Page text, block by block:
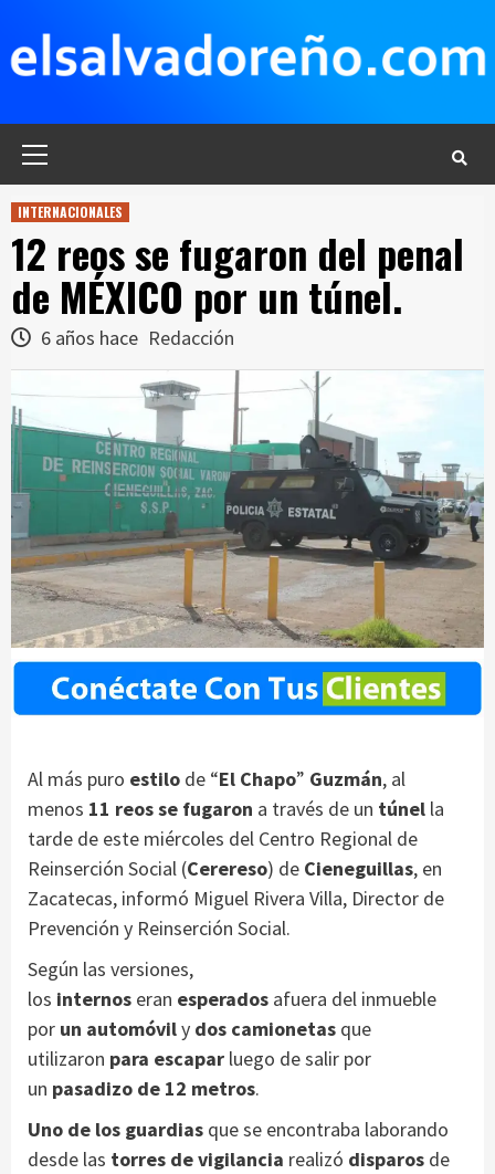
contenido
INTERNACIONALES
12 reos se fugaron del penal
de MÉXICO por un túnel.
6 años hace Redacción
Al más puro estilo de “El Chapo” Guzmán, al
menos 11 reos se fugaron a través de un túnel la
tarde de este miércoles del Centro Regional de
Reinserción Social (Cerereso) de Cieneguillas, en
Zacatecas, informó Miguel Rivera Villa, Director de
Prevención y Reinserción Social.
Según las versiones,
los internos eran esperados afuera del inmueble
por un automóvily dos camionetas que
utilizaron para escapar luego de salir por
un pasadizo de 12 metros.
Uno de los guardias que se encontraba laborando
desde las torres de vigilancia realizó disparos de